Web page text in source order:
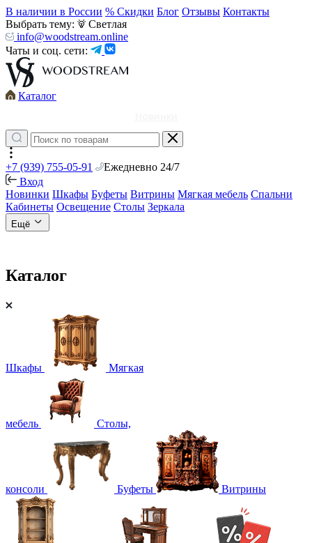
В наличии в России % Скидки Блог Отзывы Контакты
Выбрать тему:
Светлая
info@woodstream.online
Чаты и соц. сети:
Каталог
+7 (939) 755-05-91
Ежедневно 24/7
Вход
Новинки Шкафы Буфеты Витрины Мягкая мебель Спальни
Кабинеты Освещение Столы Зеркала
Ещё
Каталог
Шкафы Мягкая
мебель Столы,
консоли Буфеты Витрины